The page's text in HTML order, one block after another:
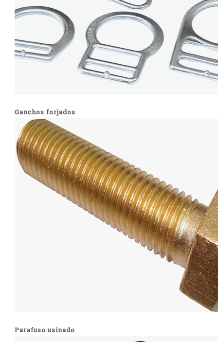
Ganchos forjados
Parafuso usinado